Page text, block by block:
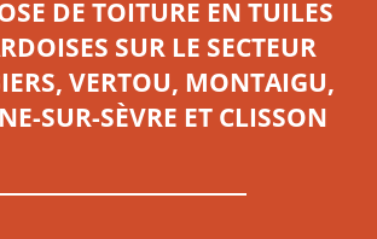
DE TOITURE EN TUILES
SUR LE SECTEUR
VERTOU, MONTAIGU,
SUR-SÈVRE ET CLISSON